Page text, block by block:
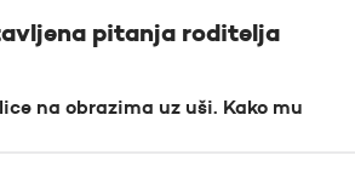
pitanja roditelja
na obrazima uz uši. Kako mu